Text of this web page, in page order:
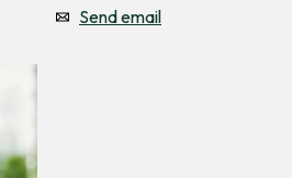
Send email